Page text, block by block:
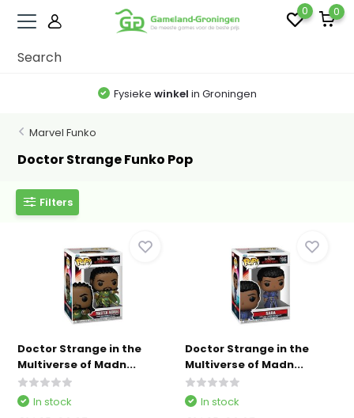
0 0
Fysieke winkel in Groningen
Marvel Funko
Doctor Strange Funko Pop
Filters
Doctor Strange in the
Multiverse of Madn...
In stock
Doctor Strange in the
Multiverse of Madn...
In stock